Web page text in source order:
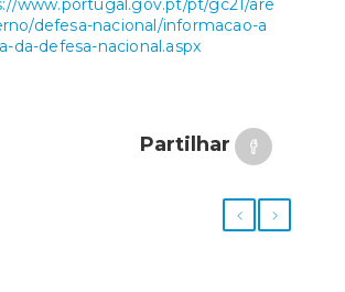
www.portugal.gov.pt/pt/gc21/are
defesa-nacional/informacao-a
da-defesa-nacional.aspx
Partilhar